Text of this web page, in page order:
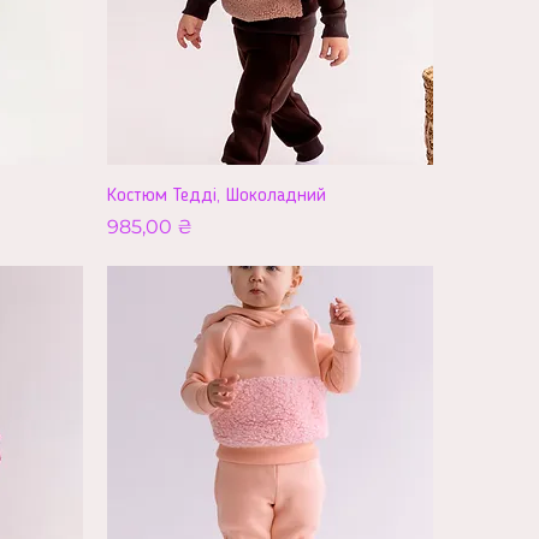
Костюм Тедді, Шоколадний
Ціна
985,00 ₴